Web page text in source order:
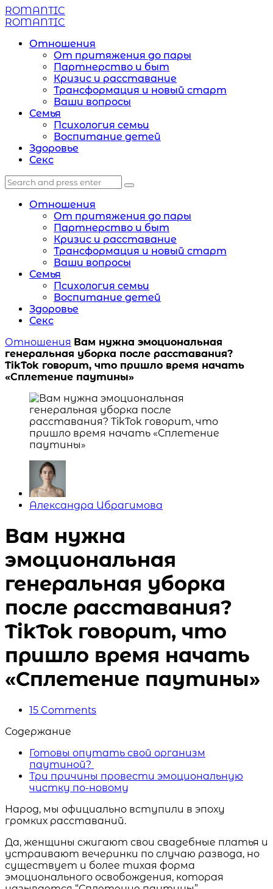
Menu
ROMANTIC
Search
Menu
ROMANTIC
Отношения
От притяжения до пары
Партнерство и быт
Кризис и расставание
Трансформация и новый старт
Ваши вопросы
Семья
Психология семьи
Воспитание детей
Здоровье
Секс
Search
Search
for:
Search
Отношения
От притяжения до пары
Партнерство и быт
Кризис и расставание
Трансформация и новый старт
Ваши вопросы
Семья
Психология семьи
Воспитание детей
Здоровье
Секс
Отношения Вам нужна эмоциональная
генеральная уборка после расставания?
TikTok говорит, что пришло время начать
«Сплетение паутины»
Posted
Александра Ибрагимова
Вам нужна
эмоциональная
генеральная уборка
после расставания?
TikTok говорит, что
пришло время начать
«Сплетение паутины»
15 Comments
Содержание
Готовы опутать свой организм
паутиной?
Три причины провести эмоциональную
чистку по-новому
Народ, мы официально вступили в эпоху
громких расставаний.
Да, женщины сжигают свои свадебные платья и
устраивают вечеринки по случаю развода, но
существует и более тихая форма
эмоционального освобождения, которая